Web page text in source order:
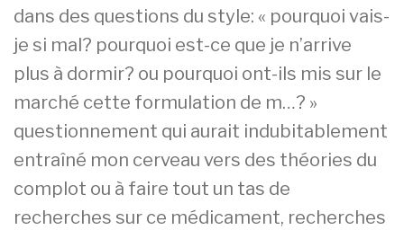
dans des questions du style: « pourquoi vais-
je si mal? pourquoi est-ce que je n’arrive
plus à dormir? ou pourquoi ont-ils mis sur le
marché cette formulation de m…? »
questionnement qui aurait indubitablement
entraîné mon cerveau vers des théories du
complot ou à faire tout un tas de
recherches sur ce médicament, recherches